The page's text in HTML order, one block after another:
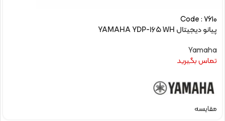
Code : 7610
پیانو دیجیتال YAMAHA YDP-165 WH
Yamaha
تماس بگیرید
مقایسه